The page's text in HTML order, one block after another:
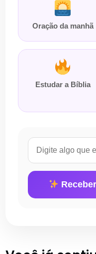
Oração da manhã
Estudar a Bíblia